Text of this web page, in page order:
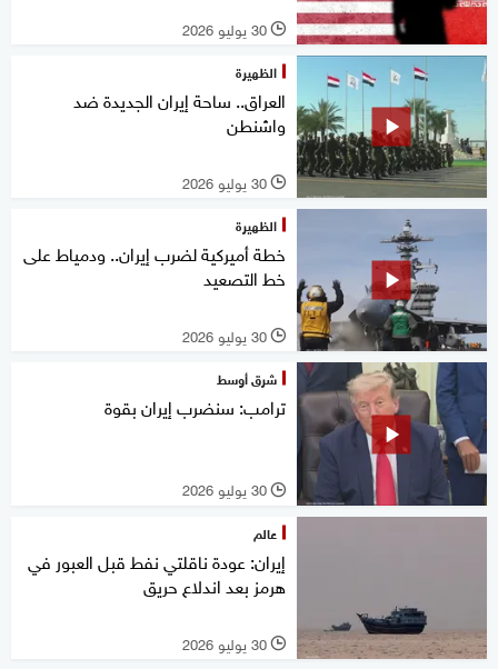
l 30 يوليو 2026
الظهيرة
العراق.. ساحة إيران الجديدة ضد
واشنطن
l 30 يوليو 2026
الظهيرة
خطة أميركية لضرب إيران.. ودمياط على
خط التصعيد
l 30 يوليو 2026
شرق أوسط
ترامب: سنضرب إيران بقوة
l 30 يوليو 2026
عالم
إيران: عودة ناقلتي نفط قبل العبور في
هرمز بعد اندلاع حريق
l 30 يوليو 2026